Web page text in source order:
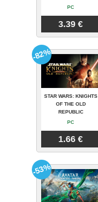
PC
3.39 €
STAR WARS: KNIGHTS
OF THE OLD
REPUBLIC
PC
1.66 €
-82%
-53%